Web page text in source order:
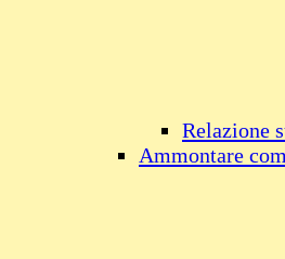
Relazione
Ammontare